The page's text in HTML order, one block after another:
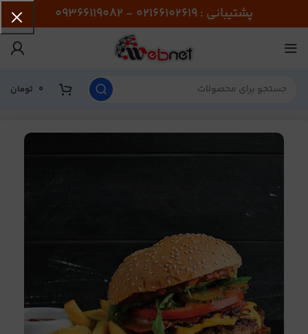
پشتیبانی : 02166102619 - 09366119082
0 تومان